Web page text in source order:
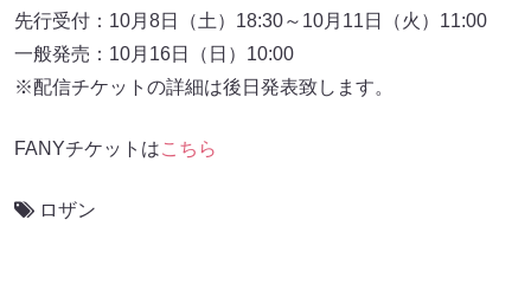
先行受付：10月8日（土）18:30～10月11日（火）11:00
一般発売：10月16日（日）10:00
※配信チケットの詳細は後日発表致します。
FANYチケットはこちら
ロザン